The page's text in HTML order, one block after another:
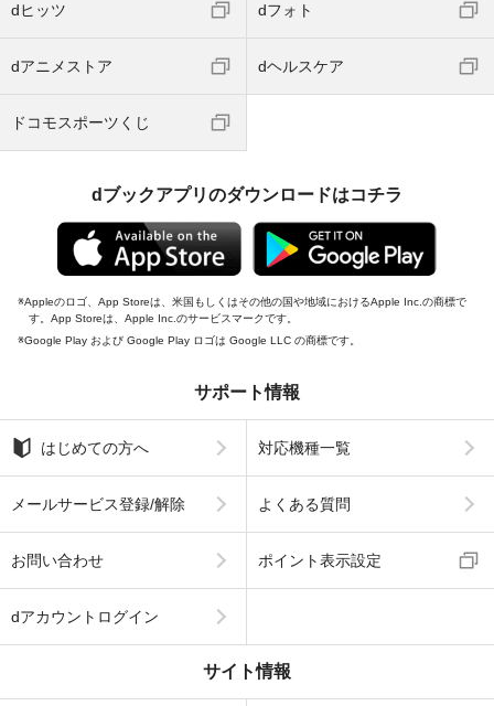
dヒッツ dフォト
dアニメストア dヘルスケア
ドコモスポーツくじ
dブックアプリのダウンロードはコチラ
Appleのロゴ、App Storeは、米国もしくはその他の国や地域におけるApple Inc.の商標で
す。App Storeは、Apple Inc.のサービスマークです。
Google Play および Google Play ロゴは Google LLC の商標です。
サポート情報
はじめての方へ 対応機種一覧
メールサービス登録/解除 よくある質問
お問い合わせ ポイント表示設定
dアカウントログイン
サイト情報